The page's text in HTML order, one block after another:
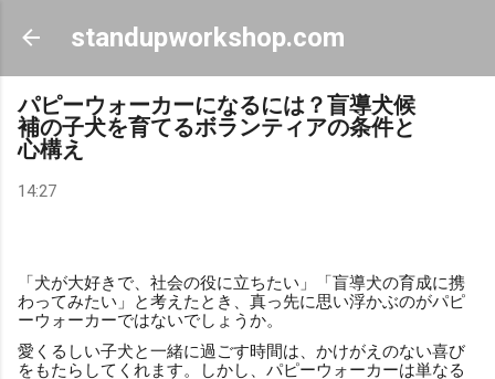
スキップしてメイン コンテンツに移動
standupworkshop.com
パピーウォーカーになるには？盲導犬候
補の子犬を育てるボランティアの条件と
心構え
14:27
「犬が大好きで、社会の役に立ちたい」「盲導犬の育成に携
わってみたい」と考えたとき、真っ先に思い浮かぶのがパピ
ーウォーカーではないでしょうか。
愛くるしい子犬と一緒に過ごす時間は、かけがえのない喜び
をもたらしてくれます。しかし、パピーウォーカーは単なる